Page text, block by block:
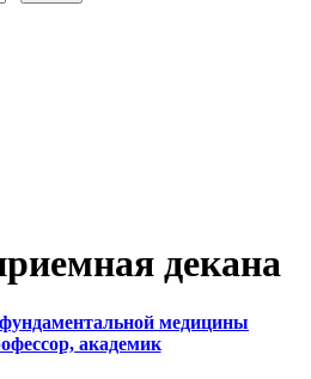
декана
медицины
академик